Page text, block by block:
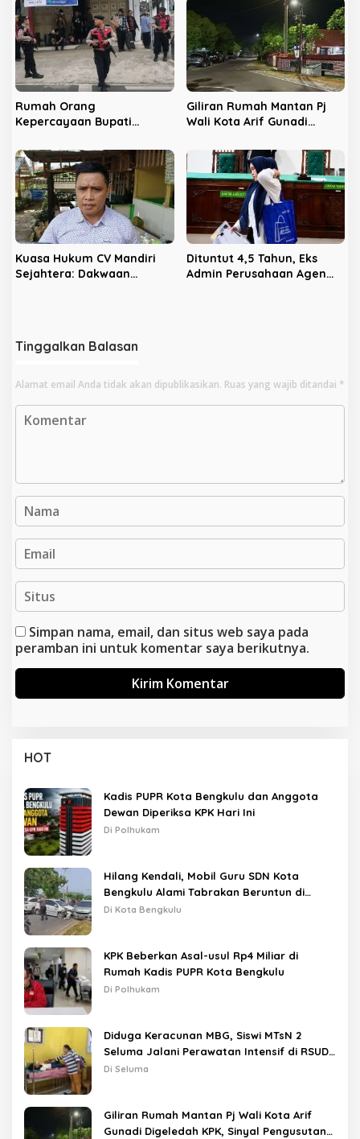
Rumah Orang
Kepercayaan Bupati
Digeledah KPK
Giliran Rumah Mantan Pj
Wali Kota Arif Gunadi
Pengusutan Meluas
Kuasa Hukum CV Mandiri
Sejahtera: Dakwaan
Dituntut 4,5 Tahun, Eks
Admin Perusahaan Agen
Tinggalkan Balasan
Alamat email Anda tidak akan dipublikasikan. Ruas yang wajib ditandai *
Simpan nama, email, dan situs web saya pada
peramban ini untuk komentar saya berikutnya.
HOT
Kadis PUPR Kota Bengkulu dan Anggota
Dewan Diperiksa KPK Hari Ini
Di Polhukam
Hilang Kendali, Mobil Guru SDN Kota
Bengkulu Alami Tabrakan Beruntun di
Lampu Merah
Di Kota Bengkulu
KPK Beberkan Asal-usul Rp4 Miliar di
Rumah Kadis PUPR Kota Bengkulu
Di Polhukam
Diduga Keracunan MBG, Siswi MTsN 2
Seluma Jalani Perawatan Intensif di RSUD
Tais
Di Seluma
Giliran Rumah Mantan Pj Wali Kota Arif
Gunadi Digeledah KPK, Sinyal Pengusutan